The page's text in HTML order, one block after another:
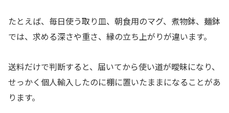
たとえば、毎日使う取り皿、朝食用のマグ、煮物鉢、麺鉢
では、求める深さや重さ、縁の立ち上がりが違います。
送料だけで判断すると、届いてから使い道が曖昧になり、
せっかく個人輸入したのに棚に置いたままになることがあ
ります。